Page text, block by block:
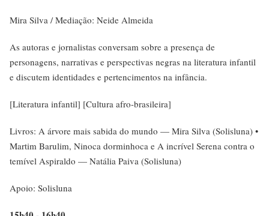
Mira Silva / Mediação: Neide Almeida
As autoras e jornalistas conversam sobre a presença de
personagens, narrativas e perspectivas negras na literatura infantil
e discutem identidades e pertencimentos na infância.
[Literatura infantil] [Cultura afro-brasileira]
Livros: A árvore mais sabida do mundo — Mira Silva (Solisluna) •
Martim Barulim, Ninoca dorminhoca e A incrível Serena contra o
temível Aspiraldo — Natália Paiva (Solisluna)
Apoio: Solisluna